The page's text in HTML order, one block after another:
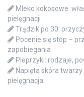
Mleko kokosowe:
pielęgnacji
Trądzik po 30:
Pocenie się stóp –
zapobiegania
Pieprzyki: rodzaje,
Napięta skóra
pielęgnacja